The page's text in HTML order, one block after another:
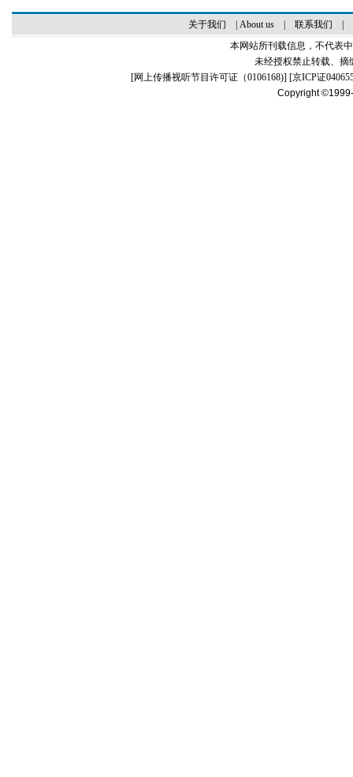
关于我们 About us| 联系我们
本网站所刊载信息，不代表
未经授权禁止转载、摘
[网上传播视听节目许可证（0106168)] [京ICP证
Copyright